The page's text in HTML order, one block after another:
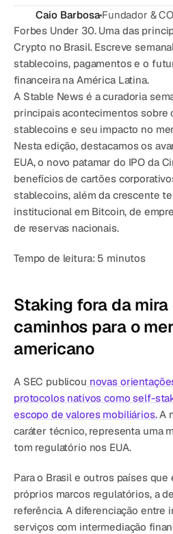
RECURSOS
Blog
Jurídico
Glossário
Carreiras
CATEGORY
Solution Name
MORE
About
Agende uma demonstração
Caio Barbosa Fundador &
Forbes Under 30. Uma das
Crypto no Brasil. Escreve
stablecoins, pagamentos e o
financeira na América Latina.
A Stable News é a curadoria
principais acontecimentos sobre
stablecoins e seu impacto no
Nesta edição, destacamos os
EUA, o novo patamar do IPO da
benefícios de cartões
stablecoins, além da crescente
institucional em Bitcoin, de
de reservas nacionais.
Tempo de leitura: 5 minutos
Staking fora da mira
caminhos para o
americano
A SEC publicou novas
protocolos nativos como self-
escopo de valores mobiliários. A
caráter técnico, representa uma
tom regulatório nos EUA.
Para o Brasil e outros países
próprios marcos regulatórios, a
referência. A diferenciação entre
serviços com intermediação